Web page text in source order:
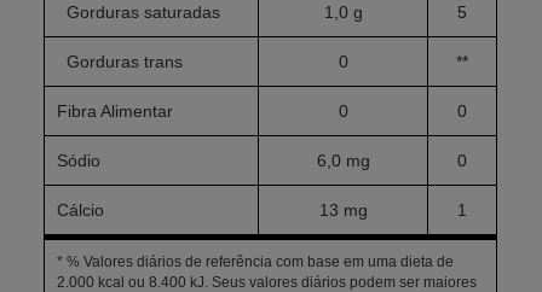
Gorduras saturadas 1,0 g 5
Gorduras trans 0 **
Fibra Alimentar 0 0
Sódio 6,0 mg 0
Cálcio 13 mg 1
* % Valores diários de referência com base em uma dieta de
2.000 kcal ou 8.400 kJ. Seus valores diários podem ser maiores